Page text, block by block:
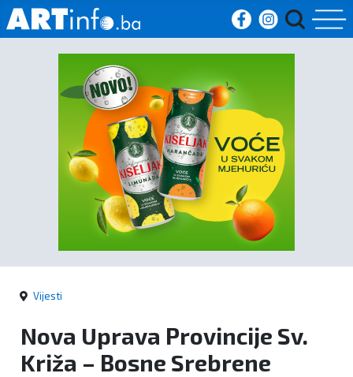
Početna
Sport
kronika
Politika
Zanimljivosti
Vijesti
Nova Uprava Provincije Sv.
Križa – Bosne Srebrene